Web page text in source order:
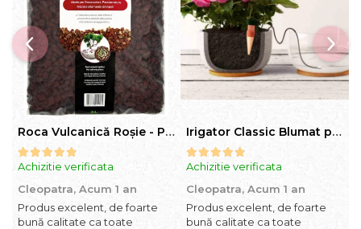
Roca Vulcanică Roșie - Pietriș pentru Drenaj, Aerare si Decorativ
Achizitie verificata
Cleopatra, Acum 1 an
Produs excelent, de foarte
bună calitate ca toate
Irigator Classic Blumat pentru plante in ghiveci, debit 75ml pana la 125 ml/24 h
Achizitie verificata
Cleopatra, Acum 1 an
Produs excelent, de foarte
bună calitate ca toate